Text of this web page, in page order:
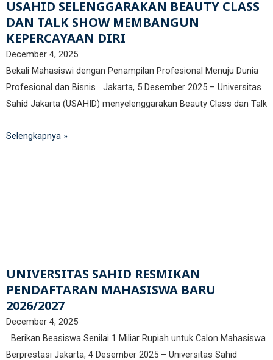
USAHID SELENGGARAKAN BEAUTY CLASS
DAN TALK SHOW MEMBANGUN
KEPERCAYAAN DIRI
December 4, 2025
Bekali Mahasiswi dengan Penampilan Profesional Menuju Dunia
Profesional dan Bisnis Jakarta, 5 Desember 2025 – Universitas
Sahid Jakarta (USAHID) menyelenggarakan Beauty Class dan Talk
Selengkapnya »
UNIVERSITAS SAHID RESMIKAN
PENDAFTARAN MAHASISWA BARU
2026/2027
December 4, 2025
Berikan Beasiswa Senilai 1 Miliar Rupiah untuk Calon Mahasiswa
Berprestasi Jakarta, 4 Desember 2025 – Universitas Sahid